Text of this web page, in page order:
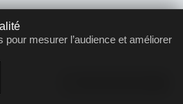
mesurer l’audience et améliorer